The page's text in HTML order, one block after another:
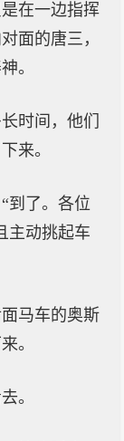
在一边指挥
面的唐三，
。
时间，他们
来。
到了。各位
主动挑起车
马车的奥斯
。
。